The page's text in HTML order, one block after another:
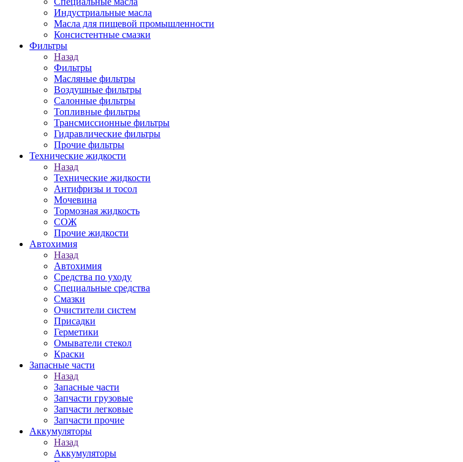
Индустриальные масла
Масла для пищевой промышленности
Консистентные смазки
Фильтры
Назад
Фильтры
Масляные фильтры
Воздушные фильтры
Салонные фильтры
Топливные фильтры
Трансмиссионные фильтры
Гидравлические фильтры
Прочие фильтры
Технические жидкости
Назад
Технические жидкости
Антифризы и тосол
Мочевина
Тормозная жидкость
СОЖ
Прочие жидкости
Автохимия
Назад
Автохимия
Средства по уходу
Специальные средства
Смазки
Очистители систем
Присадки
Герметики
Омыватели стекол
Краски
Запасные части
Назад
Запасные части
Запчасти грузовые
Запчасти легковые
Запчасти прочие
Аккумуляторы
Назад
Аккумуляторы